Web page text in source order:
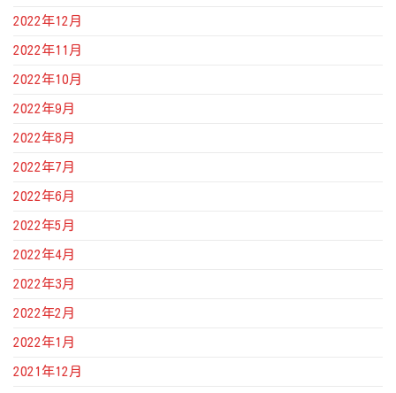
2022年12月
2022年11月
2022年10月
2022年9月
2022年8月
2022年7月
2022年6月
2022年5月
2022年4月
2022年3月
2022年2月
2022年1月
2021年12月